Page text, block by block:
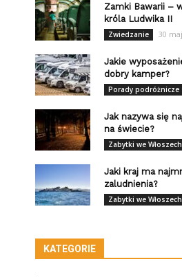
Zamki Bawarii –
króla Ludwika II
Zwiedzanie 30
Jakie
dobry kamper?
Porady podróżnicze
Jak nazywa się
na świecie?
Zabytki we Włoszech
Jaki kraj ma
zaludnienia?
Zabytki we Włoszech
KATEGORIE